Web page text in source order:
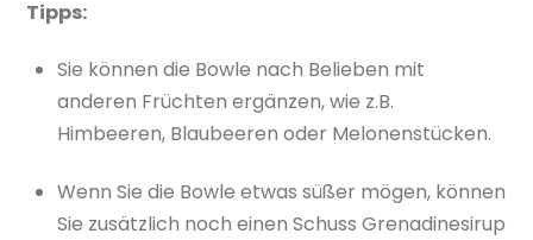
Tipps:
Sie können die Bowle nach Belieben mit
anderen Früchten ergänzen, wie z.B.
Himbeeren, Blaubeeren oder Melonenstücken.
Wenn Sie die Bowle etwas süßer mögen, können
Sie zusätzlich noch einen Schuss Grenadinesirup